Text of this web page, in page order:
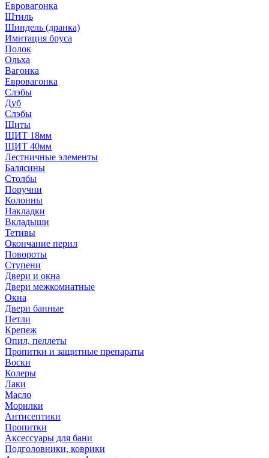
Евровагонка
Штиль
Шиндель (дранка)
Имитация бруса
Полок
Ольха
Вагонка
Евровагонка
Слэбы
Дуб
Слэбы
Щиты
ЩИТ 18мм
ЩИТ 40мм
Лестничные элементы
Балясины
Столбы
Поручни
Колонны
Накладки
Вкладыши
Тетивы
Окончание перил
Повороты
Ступени
Двери и окна
Двери межкомнатные
Окна
Двери банные
Петли
Крепеж
Опил, пеллеты
Пропитки и защитные препараты
Воски
Колеры
Лаки
Масло
Морилки
Антисептики
Пропитки
Аксессуары для бани
Подголовники, коврики